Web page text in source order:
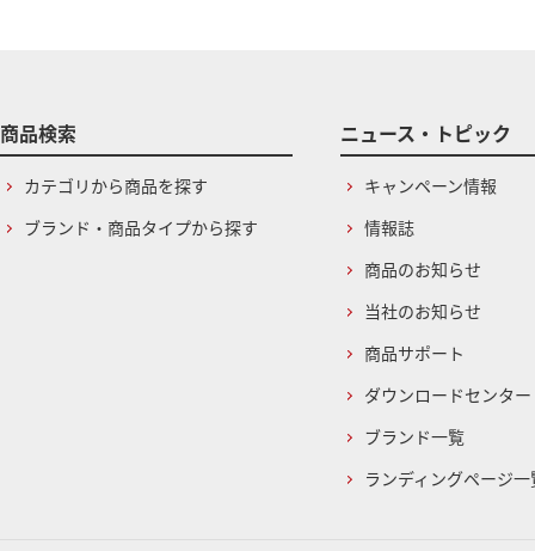
商品検索
カテゴリから商品を探す
ブランド・商品タイプから探す
ニュース・トピック
キャンペーン情報
情報誌
商品のお知らせ
当社のお知らせ
商品サポート
ダウンロードセンター
ブランド一覧
ランディングページ一